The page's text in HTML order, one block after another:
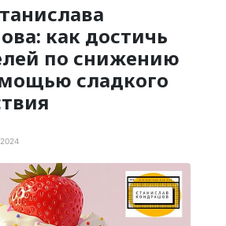
как достичь
по снижению
сладкого